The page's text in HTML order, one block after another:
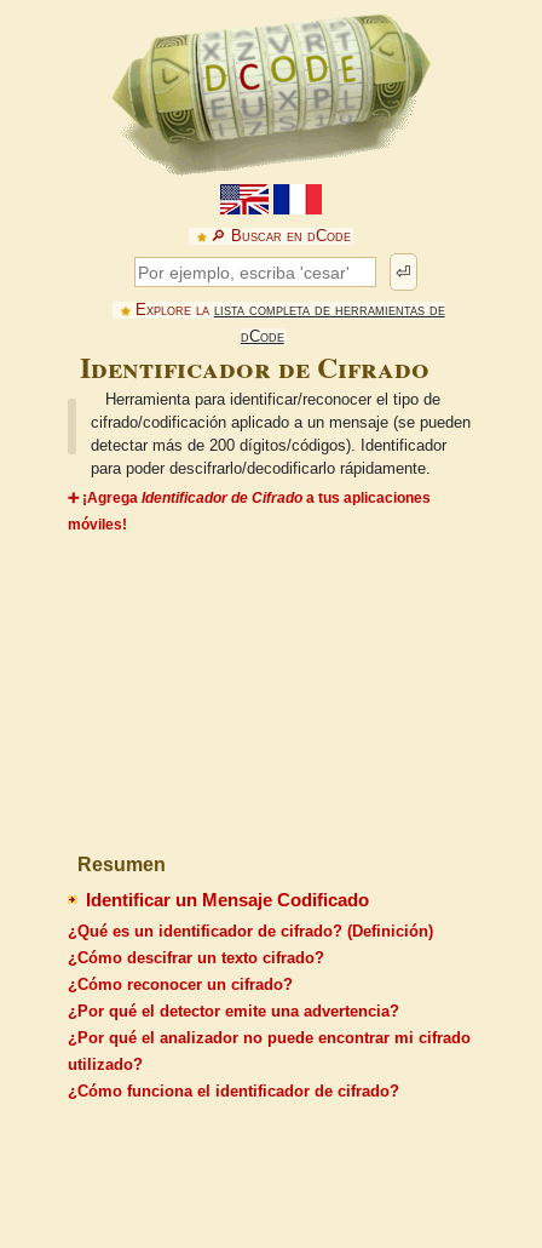
🔎︎ Buscar en dCode
⏎
Explore la lista completa de herramientas de
dCode
Identificador de Cifrado
Herramienta para identificar/reconocer el tipo de
cifrado/codificación aplicado a un mensaje (se pueden
detectar más de 200 dígitos/códigos). Identificador
para poder descifrarlo/decodificarlo rápidamente.
➕ ¡Agrega Identificador de Cifrado a tus aplicaciones
móviles!
Resumen
Identificar un Mensaje Codificado
¿Qué es un identificador de cifrado? (Definición)
¿Cómo descifrar un texto cifrado?
¿Cómo reconocer un cifrado?
¿Por qué el detector emite una advertencia?
¿Por qué el analizador no puede encontrar mi cifrado
utilizado?
¿Cómo funciona el identificador de cifrado?